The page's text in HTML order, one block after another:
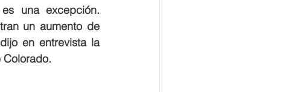
una excepción.
un aumento de
en entrevista la